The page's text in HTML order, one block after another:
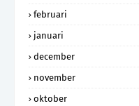
februari
januari
december
november
oktober